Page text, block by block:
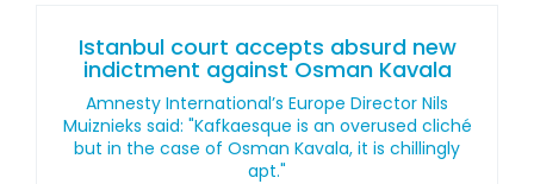
Istanbul court accepts absurd new
indictment against Osman Kavala
Amnesty International’s Europe Director Nils
Muiznieks said: "Kafkaesque is an overused cliché
but in the case of Osman Kavala, it is chillingly
apt."